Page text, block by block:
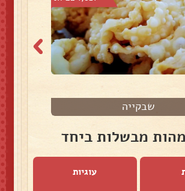
שבקייה
מבשלות ביחד
עוגיות